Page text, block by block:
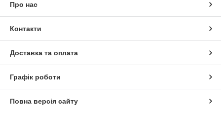
Про нас
Контакти
Доставка та оплата
Графік роботи
Повна версія сайту